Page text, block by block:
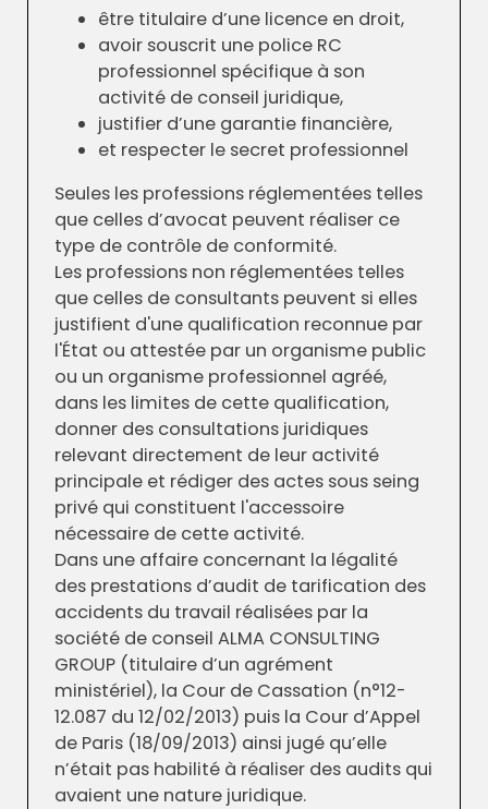
être titulaire d’une licence en droit,
avoir souscrit une police RC
professionnel spécifique à son
activité de conseil juridique,
justifier d’une garantie financière,
et respecter le secret professionnel
Seules les professions réglementées telles
que celles d’avocat peuvent réaliser ce
type de contrôle de conformité.
Les professions non réglementées telles
que celles de consultants peuvent si elles
justifient d'une qualification reconnue par
l'État ou attestée par un organisme public
ou un organisme professionnel agréé,
dans les limites de cette qualification,
donner des consultations juridiques
relevant directement de leur activité
principale et rédiger des actes sous seing
privé qui constituent l'accessoire
nécessaire de cette activité.
Dans une affaire concernant la légalité
des prestations d’audit de tarification des
accidents du travail réalisées par la
société de conseil ALMA CONSULTING
GROUP (titulaire d’un agrément
ministériel), la Cour de Cassation (n°12-
12.087 du 12/02/2013) puis la Cour d’Appel
de Paris (18/09/2013) ainsi jugé qu’elle
n’était pas habilité à réaliser des audits qui
avaient une nature juridique.